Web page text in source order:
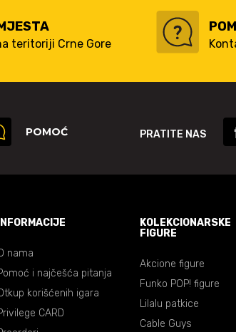
teritoriji Crne Gore
POMOĆ PRATITE NAS
nama
i najčešća pitanja
korišćenih igara
CARD
KOLEKCIONARSKE
FIGURE
Akcione figure
Funko POP! figure
Lilalu patkice
Cable Guys